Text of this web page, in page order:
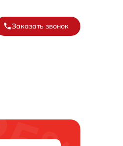
Заказать звонок